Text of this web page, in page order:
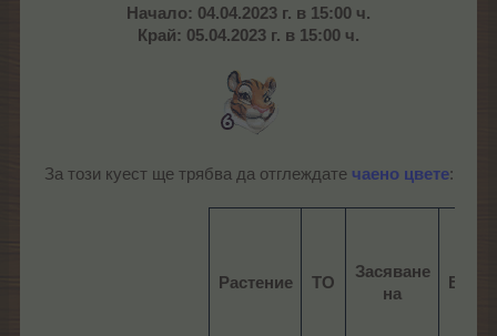
Начало: 04.04.2023 г. в 15:00 ч.
Край: 05.04.2023 г. в 15:00 ч.
За този куест ще трябва да отглеждате чаено цвете:​
Растение ТО
Засяване
на